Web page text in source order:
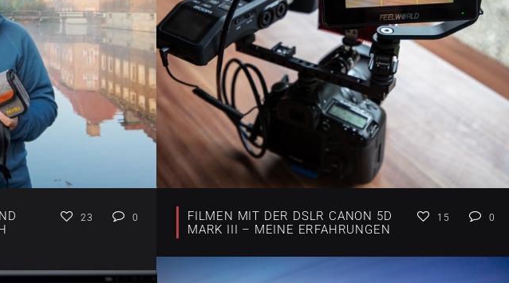
23 0
FILMEN MIT DER DSLR CANON 5D
MARK III – MEINE ERFAHRUNGEN
15 0